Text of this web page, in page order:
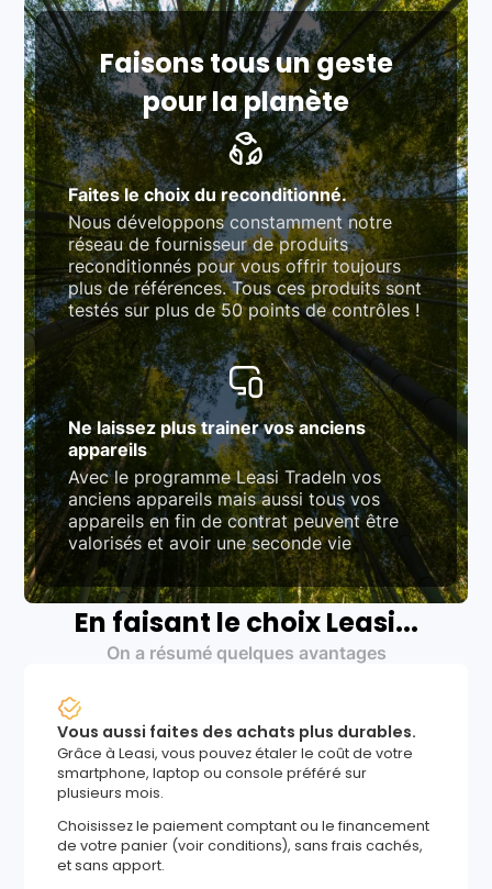
fonction des produits)
Respect des normes RAEE, RoHS, et du
référentiel QualiRepar (bonus réparation)
Faisons tous un geste
pour la planète
Faites le choix du reconditionné.
Nous développons constamment notre
réseau de fournisseur de produits
reconditionnés pour vous offrir toujours
plus de références. Tous ces produits sont
testés sur plus de 50 points de contrôles !
Ne laissez plus trainer vos anciens
appareils
Avec le programme Leasi TradeIn vos
anciens appareils mais aussi tous vos
appareils en fin de contrat peuvent être
valorisés et avoir une seconde vie
En faisant le choix Leasi...
On a résumé quelques avantages
Vous aussi faites des achats plus durables.
Grâce à Leasi, vous pouvez étaler le coût de votre
smartphone, laptop ou console préféré sur
plusieurs mois.
Choisissez le paiement comptant ou le financement
de votre panier (voir conditions), sans frais cachés,
et sans apport.